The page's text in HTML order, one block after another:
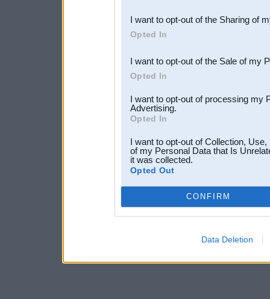
Downstream Participants
third parties.
I want to opt-out of the Sharing of
Opted In
I want to opt-out of the Sale of my
Opted In
I want to opt-out of processing my
Advertising.
Opted In
I want to opt-out of Collection,
of my Personal Data that Is
it was collected.
Opted Out
CONFIRM
Data Deletion